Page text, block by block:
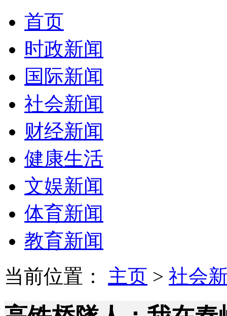
首页
时政新闻
国际新闻
社会新闻
财经新闻
健康生活
文娱新闻
体育新闻
教育新闻
当前位置： 主页 > 社会